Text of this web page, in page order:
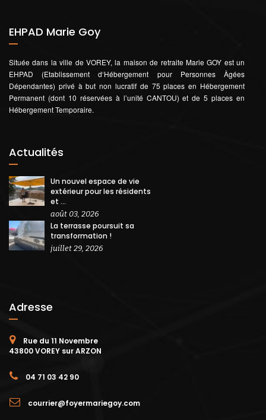
EHPAD Marie Goy
Située dans la ville de VOREY, la maison de retraite Marie GOY est un
EHPAD (Etablissement d‘Hébergement pour Personnes Âgées
Dépendantes) privé à but non lucratif de 75 places en Hébergement
Permanent (dont 10 réservées à l’unité CANTOU) et de 5 places en
Hébergement Temporaire.
Actualités
Un nouvel espace de vie
extérieur pour les résidents
et ...
août 03, 2026
La terrasse poursuit sa
transformation !
juillet 29, 2026
Adresse
Rue du 11 Novembre
43800 VOREY sur ARZON
04 71 03 42 90
courrier@foyermariegoy.com